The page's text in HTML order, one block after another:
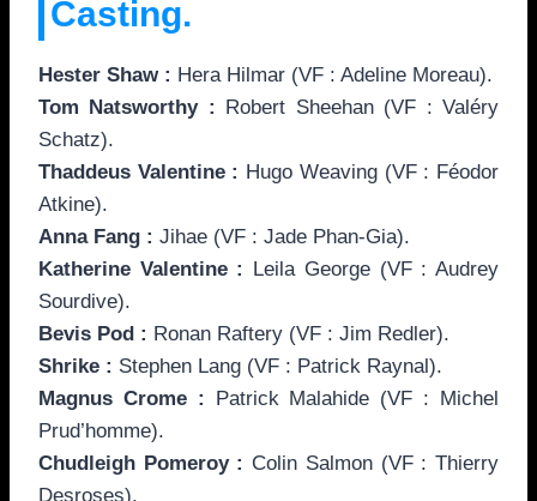
Casting.
Hester Shaw : Hera Hilmar (VF : Adeline Moreau).
Tom Natsworthy : Robert Sheehan (VF : Valéry
Schatz).
Thaddeus Valentine : Hugo Weaving (VF : Féodor
Atkine).
Anna Fang : Jihae (VF : Jade Phan-Gia).
Katherine Valentine : Leila George (VF : Audrey
Sourdive).
Bevis Pod : Ronan Raftery (VF : Jim Redler).
Shrike : Stephen Lang (VF : Patrick Raynal).
Magnus Crome : Patrick Malahide (VF : Michel
Prud’homme).
Chudleigh Pomeroy : Colin Salmon (VF : Thierry
Desroses).